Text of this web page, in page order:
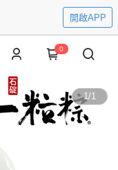
開啟APP
0
1/1